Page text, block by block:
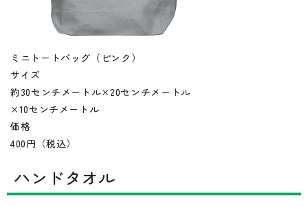
ミニトートバッグ（ピンク）
サイズ
約30センチメートル×20センチメートル
×10センチメートル
価格
400円（税込）
ハンドタオル